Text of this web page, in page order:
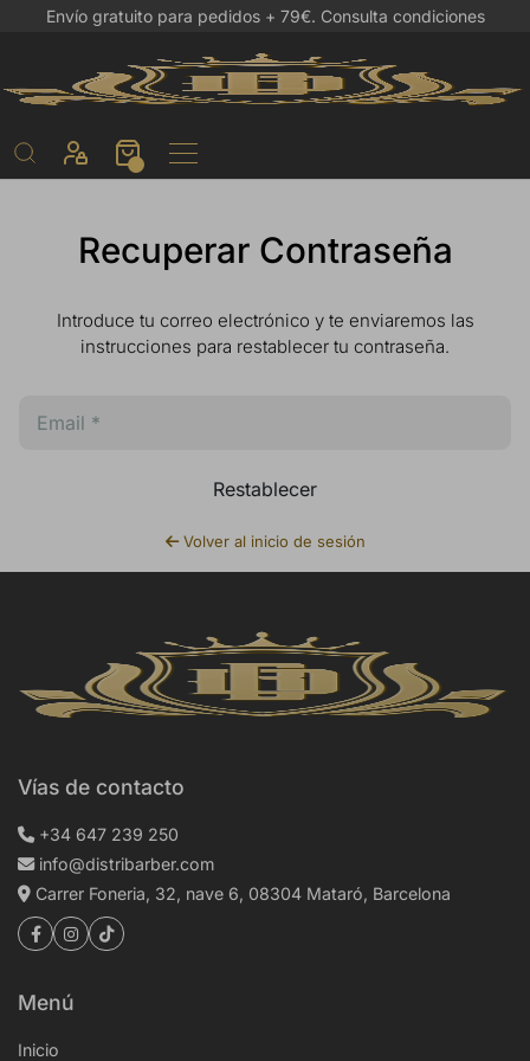
Envío gratuito para pedidos + 79€. Consulta condiciones
Recuperar Contraseña
Introduce tu correo electrónico y te enviaremos las
instrucciones para restablecer tu contraseña.
Restablecer
Volver al inicio de sesión
Vías de contacto
+34 647 239 250
info@distribarber.com
Carrer Foneria, 32, nave 6, 08304 Mataró, Barcelona
Menú
Inicio